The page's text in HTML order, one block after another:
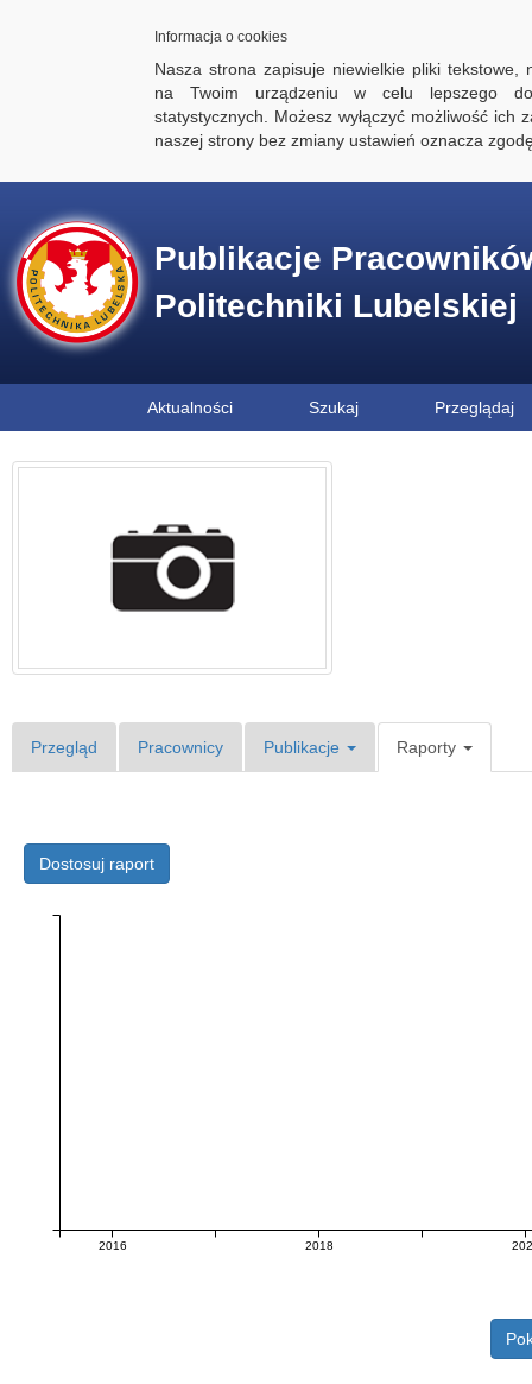
Informacja o cookies
Nasza strona zapisuje niewielkie pliki tekstowe,
na Twoim urządzeniu w celu lepszego
statystycznych. Możesz wyłączyć możliwość ich
naszej strony bez zmiany ustawień oznacza
Publikacje
Politechniki Lubelskiej
Aktualności Szukaj Przeglądaj
Przegląd Pracownicy Publikacje Raporty
Dostosuj raport
2016 2018